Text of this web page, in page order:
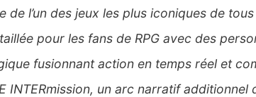
l’un des jeux les plus iconiques de
pour les fans de RPG avec des
fusionnant action en temps réel et
INTERmission, un arc narratif